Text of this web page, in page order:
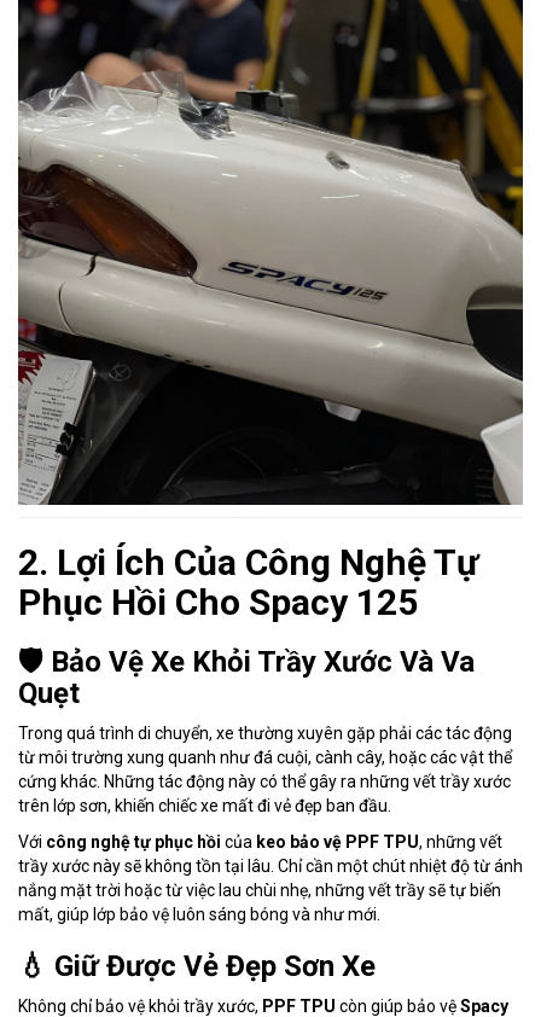
2. Lợi Ích Của Công Nghệ Tự
Phục Hồi Cho Spacy 125
🛡️ Bảo Vệ Xe Khỏi Trầy Xước Và Va
Quẹt
Trong quá trình di chuyển, xe thường xuyên gặp phải các tác động
từ môi trường xung quanh như đá cuội, cành cây, hoặc các vật thể
cứng khác. Những tác động này có thể gây ra những vết trầy xước
trên lớp sơn, khiến chiếc xe mất đi vẻ đẹp ban đầu.
Với công nghệ tự phục hồi của keo bảo vệ PPF TPU, những vết
trầy xước này sẽ không tồn tại lâu. Chỉ cần một chút nhiệt độ từ ánh
nắng mặt trời hoặc từ việc lau chùi nhẹ, những vết trầy sẽ tự biến
mất, giúp lớp bảo vệ luôn sáng bóng và như mới.
💧 Giữ Được Vẻ Đẹp Sơn Xe
Không chỉ bảo vệ khỏi trầy xước, PPF TPU còn giúp bảo vệSpacy